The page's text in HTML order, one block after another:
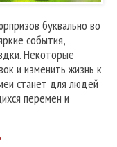
буквально во
события,
Некоторые
и изменить жизнь к
станет для людей
перемен и